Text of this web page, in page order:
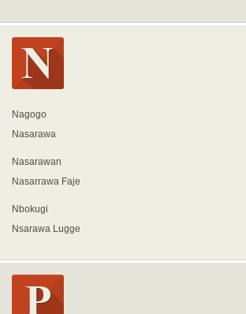
Nagogo
Nasarawa
Nasarawan
Nasarrawa Faje
Nbokugi
Nsarawa Lugge